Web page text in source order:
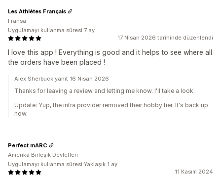
17 Nisan 2026 tarihinde düzenlendi
I love this app ! Everything is good and it helps to see where all
the orders have been placed !
Les Athlètes Français
Fransa
Uygulamayı kullanma süresi:7 ay
Alex Sherbuck yanıt 16 Nisan 2026
Thanks for leaving a review and letting me know. I'll take a look.
Update: Yup, the infra provider removed their hobby tier. It's back up
now.
11 Kasım 2024
Perfect mARC
Amerika Birleşik Devletleri
Uygulamayı kullanma süresi:Yaklaşık 1 ay